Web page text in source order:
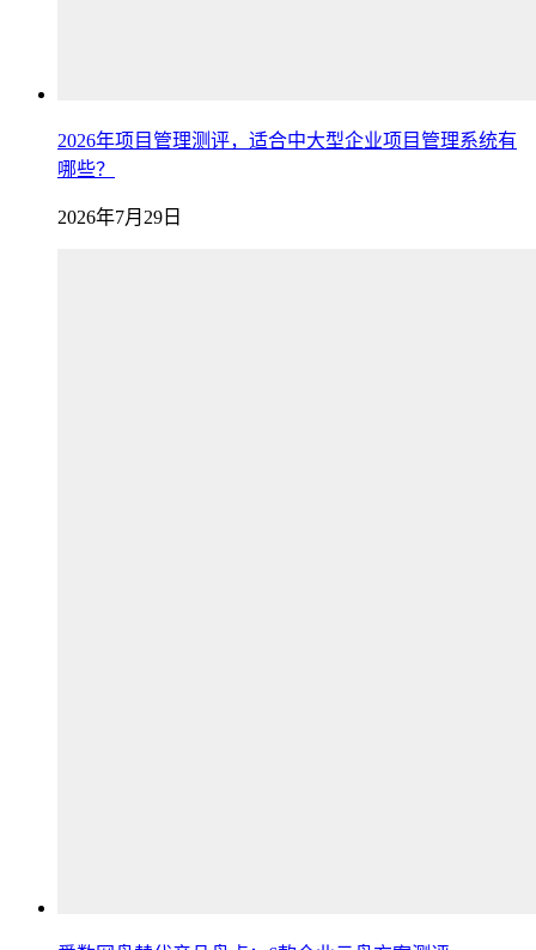
2026年项目管理测评，适合中大型企业项目管理系统有
哪些？
2026年7月29日